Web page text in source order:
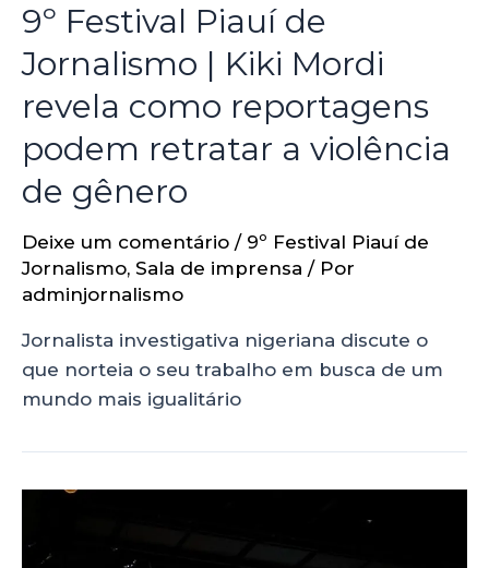
9º Festival Piauí de
Jornalismo | Kiki Mordi
revela como reportagens
podem retratar a violência
de gênero
Deixe um comentário / 9º Festival Piauí de
Jornalismo, Sala de imprensa / Por
adminjornalismo
Jornalista investigativa nigeriana discute o
que norteia o seu trabalho em busca de um
mundo mais igualitário